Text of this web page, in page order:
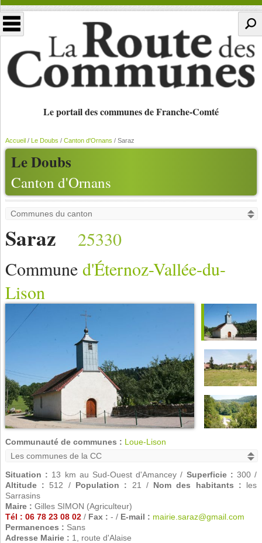
Le portail des communes de Franche-Comté
Le Doubs
Canton d'Ornans
Accueil/ Le Doubs / Canton d'Ornans / Saraz
Saraz
25330
Commune d'Éternoz-Vallée-du-
Lison
Communauté de communes : Loue-Lison
Situation : 13 km au Sud-Ouest d'Amancey / Superficie : 300 /
Altitude : 512 / Population : 21 / Nom des habitants : les
Sarrasins
Maire : Gilles SIMON (Agriculteur)
Tél : 06 78 23 08 02/ Fax : - / E-mail : mairie.saraz@gmail.com
Permanences : Sans
Adresse Mairie : 1, route d'Alaise